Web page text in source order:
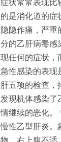
症状常常表现比
的是消化道的症
隐隐作痛，严重
分的乙肝病毒感
现任何的症状，
急性感染的表现
肝五项的检查
发现机体感染了
情继续的恶化。
慢性乙型肝炎。
物、右上腹不适